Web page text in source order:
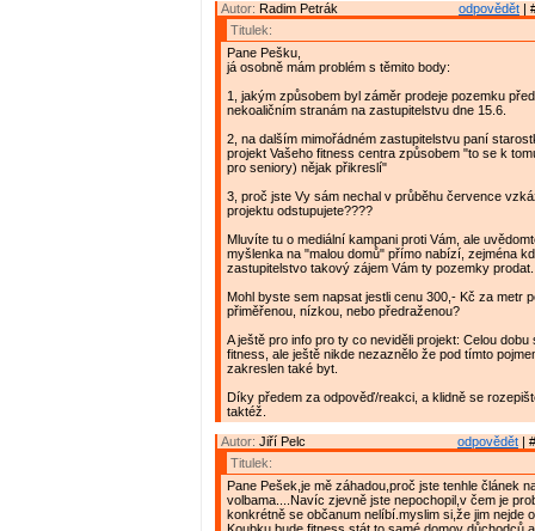
odpovědět |
Autor: Radim Petrák
Titulek:
Pane Pešku,
já osobně mám problém s těmito body:
1, jakým způsobem byl záměr prodeje pozemku
nekoaličním stranám na zastupitelstvu dne 15.6.
2, na dalším mimořádném zastupitelstvu paní
projekt Vašeho fitness centra způsobem "to se k
pro seniory) nějak přikreslí"
3, proč jste Vy sám nechal v průběhu července
projektu odstupujete????
Mluvíte tu o mediální kampani proti Vám, ale
myšlenka na "malou domů" přímo nabízí, zejména
zastupitelstvo takový zájem Vám ty pozemky prodat.
Mohl byste sem napsat jestli cenu 300,- Kč za metr
přiměřenou, nízkou, nebo předraženou?
A ještě pro info pro ty co neviděli projekt: Celou
fitness, ale ještě nikde nezaznělo že pod tímto
zakreslen také byt.
Díky předem za odpověď/reakci, a klidně se
taktéž.
odpovědět |
Autor: Jiří Pelc
Titulek:
Pane Pešek,je mě záhadou,proč jste tenhle článek
volbama....Navíc zjevně jste nepochopil,v čem je
konkrétně se občanum nelíbí.myslim si,že jim nejde